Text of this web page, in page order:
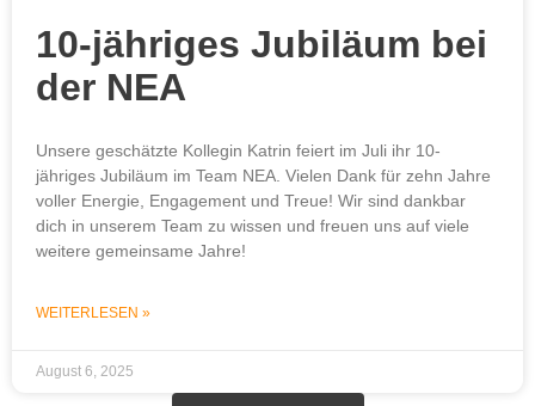
10-jähriges Jubiläum bei
der NEA
Unsere geschätzte Kollegin Katrin feiert im Juli ihr 10-
jähriges Jubiläum im Team NEA. Vielen Dank für zehn Jahre
voller Energie, Engagement und Treue! Wir sind dankbar
dich in unserem Team zu wissen und freuen uns auf viele
weitere gemeinsame Jahre!
WEITERLESEN »
August 6, 2025